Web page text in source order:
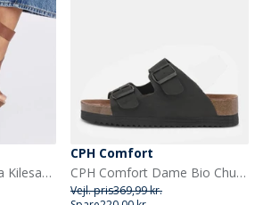
Blowfish Dame Hydra Kilesandaler Gyldenbrun
CPH Comfort
CPH Comfort Dame Bio Chunk To Remme Sandaler Sort
Vejl. pris369,99 kr.